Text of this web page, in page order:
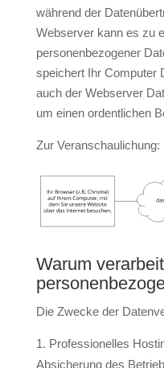
während der
Webserver kann es zu
personenbezogener
speichert Ihr Computer
auch der Webserver
um einen ordentlichen
Zur Veranschaulichung:
Warum
Die Zwecke der
Professionelles
Absicherung des